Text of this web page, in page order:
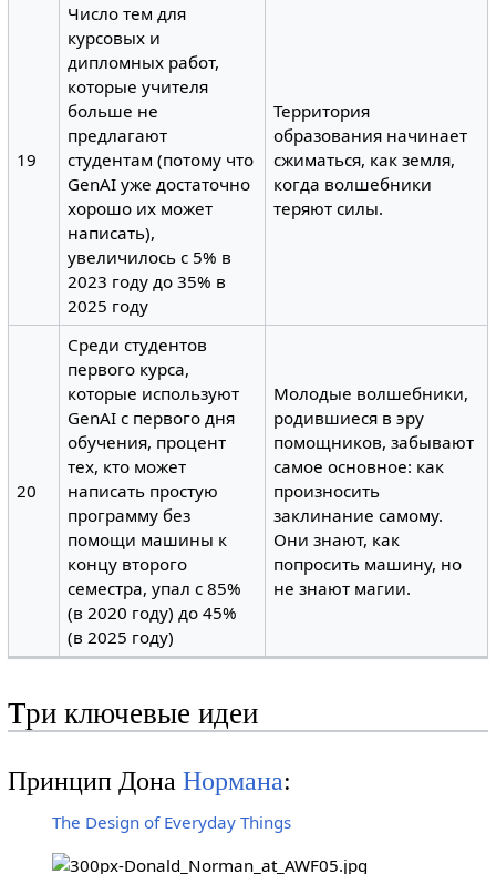
19
Число тем для
курсовых и
дипломных работ,
которые учителя
больше не
предлагают
студентам (потому что
GenAI уже достаточно
хорошо их может
написать),
увеличилось с 5% в
2023 году до 35% в
2025 году
Территория
образования начинает
сжиматься, как земля,
когда волшебники
теряют силы.
20
Среди студентов
первого курса,
которые используют
GenAI с первого дня
обучения, процент
тех, кто может
написать простую
программу без
помощи машины к
концу второго
семестра, упал с 85%
(в 2020 году) до 45%
(в 2025 году)
Молодые волшебники,
родившиеся в эру
помощников, забывают
самое основное: как
произносить
заклинание самому.
Они знают, как
попросить машину, но
не знают магии.
Три ключевые идеи
Принцип Дона Нормана:
The Design of Everyday Things